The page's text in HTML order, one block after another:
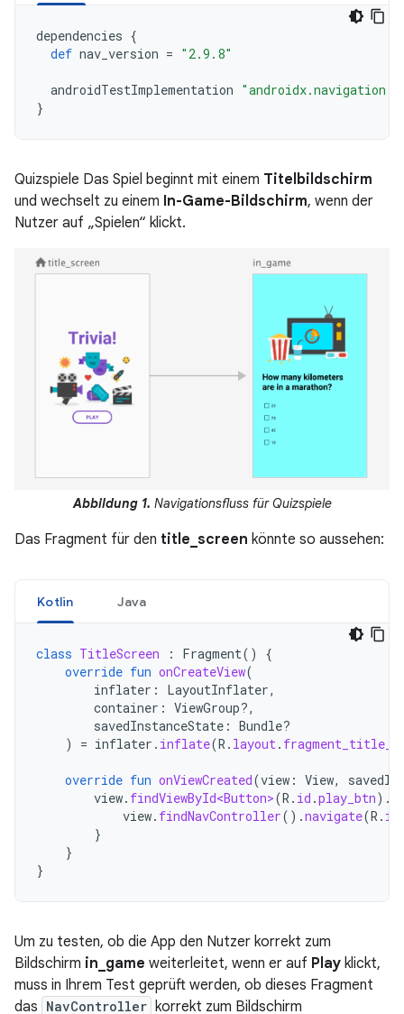
dependencies {
def nav_version = "2.9.8"
androidTestImplementation
}
Quizspiele Das Spiel beginnt mit einem Titelbildschirm
und wechselt zu einem In-Game-Bildschirm, wenn der
Nutzer auf „Spielen“ klickt.
Abbildung 1. Navigationsfluss für Quizspiele
Das Fragment für den title_screen könnte so aussehen:
Kotlin Java
class TitleScreen : Fragment()
{
override fun onCreateView(
inflater : LayoutInflater,
container : ViewGroup?,
savedInstanceState : Bundle?
)
= inflater . inflate(R . layout .
override fun onViewCreated(view : View,
view. findViewById<Button>(R . id .play_btn).
view. findNavController().navigate(R . id
}
}
}
Um zu testen, ob die App den Nutzer korrekt zum
Bildschirm in_game weiterleitet, wenn er auf Play klickt,
muss in Ihrem Test geprüft werden, ob dieses Fragment
das NavController korrekt zum Bildschirm